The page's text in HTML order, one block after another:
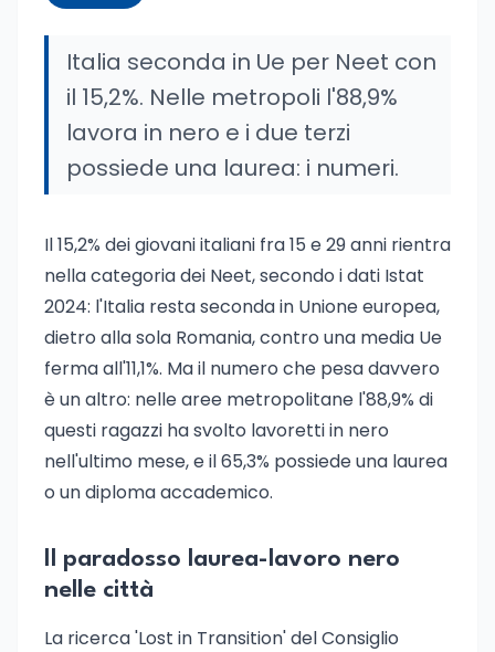
Italia seconda in Ue per Neet con
il 15,2%. Nelle metropoli l'88,9%
lavora in nero e i due terzi
possiede una laurea: i numeri.
Il 15,2% dei giovani italiani fra 15 e 29 anni rientra
nella categoria dei Neet, secondo i dati Istat
2024: l'Italia resta seconda in Unione europea,
dietro alla sola Romania, contro una media Ue
ferma all'11,1%. Ma il numero che pesa davvero
è un altro: nelle aree metropolitane l'88,9% di
questi ragazzi ha svolto lavoretti in nero
nell'ultimo mese, e il 65,3% possiede una laurea
o un diploma accademico.
Il paradosso laurea-lavoro nero
nelle città
La ricerca 'Lost in Transition' del Consiglio